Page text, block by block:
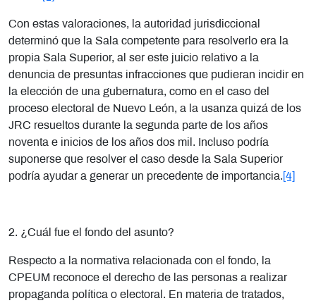
Con estas valoraciones, la autoridad jurisdiccional
determinó que la Sala competente para resolverlo era la
propia Sala Superior, al ser este juicio relativo a la
denuncia de presuntas infracciones que pudieran incidir en
la elección de una gubernatura, como en el caso del
proceso electoral de Nuevo León, a la usanza quizá de los
JRC resueltos durante la segunda parte de los años
noventa e inicios de los años dos mil. Incluso podría
suponerse que resolver el caso desde la Sala Superior
podría ayudar a generar un precedente de importancia. [4]
2. ¿Cuál fue el fondo del asunto?
Respecto a la normativa relacionada con el fondo, la
CPEUM reconoce el derecho de las personas a realizar
propaganda política o electoral. En materia de tratados,